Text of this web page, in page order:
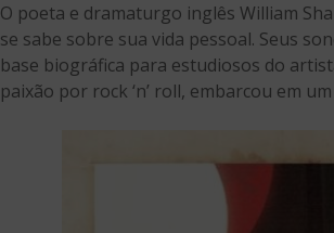
O poeta e dramaturgo inglês William
se sabe sobre sua vida pessoal. Seus
base biográfica para estudiosos do
paixão por rock ‘n’ roll, embarcou em